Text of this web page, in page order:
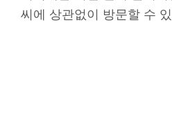
씨에 상관없이 방문할 수